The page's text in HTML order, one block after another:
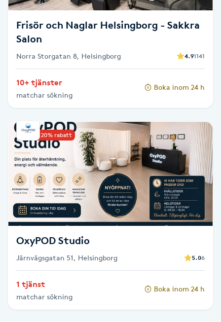
Fotsvamp
Fotvård
Fransborttagning
Fransfärgning
Fransförlängning
Fransförlängning Megavolym
Fransförlängning Volym
Fransrengöring
Frekvensterapi
Frisör och Naglar Helsingborg - Sakkra
Salon
Norra Storgatan 8, Helsingborg 4.91141
10+ tjänster
matchar sökning
Boka inom 24 h
Upp till 20% rabatt
OxyPOD Studio
Järnvägsgatan 51, Helsingborg 5.06
1 tjänst
matchar sökning
Boka inom 24 h